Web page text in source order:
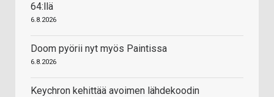
64:llä
6.8.2026
Doom pyörii nyt myös Paintissa
6.8.2026
Keychron kehittää avoimen lähdekoodin